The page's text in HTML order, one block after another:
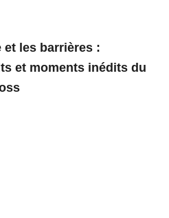
et les barrières :
et moments inédits du